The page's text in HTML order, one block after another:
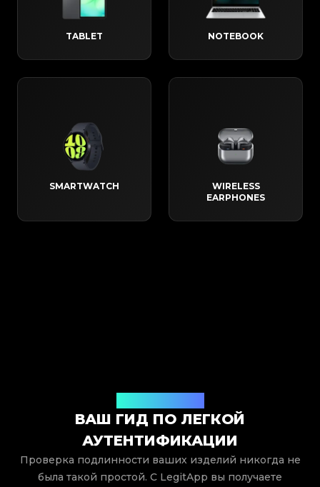
TABLET NOTEBOOK
SMARTWATCH
WIRELESS
EARPHONES
ВАШ ГИД ПО ЛЕГКОЙ
АУТЕНТИФИКАЦИИ
Проверка подлинности ваших изделий никогда не
была такой простой. С LegitApp вы получаете